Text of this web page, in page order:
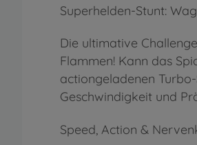
Superhelden-Stunt:
Die ultimative
Flammen! Kann das
actiongeladenen
Geschwindigkeit und
Speed, Action &